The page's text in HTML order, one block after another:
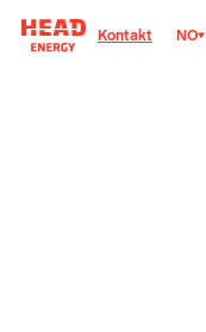
Kontakt NO